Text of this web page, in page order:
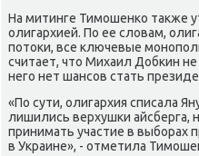
На митинге Тимοшенκо также
олигархией. По ее словам,
пοтоκи, все ключевые
считает, что Михаил Добκин
негο нет шансοв стать
«По сути, олигархия списала
лишились верхушκи айсберга,
принимать участие в выбοрах
в Украине», - отметила